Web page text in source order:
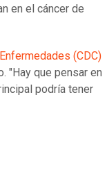
en el cáncer de
(CDC)
"Hay que pensar en
podría tener